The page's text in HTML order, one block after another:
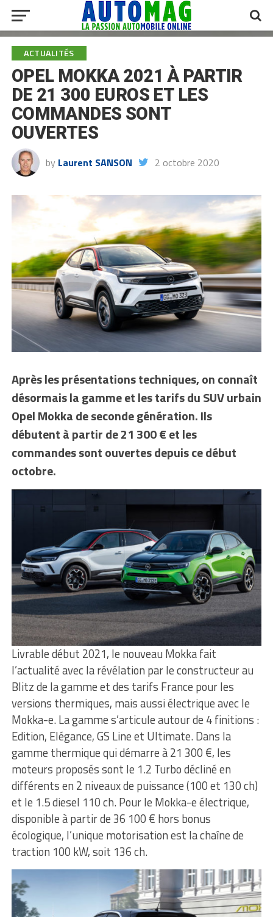
ACTUALITÉS
OPEL MOKKA 2021 À PARTIR
DE 21 300 EUROS ET LES
COMMANDES SONT
OUVERTES
by Laurent SANSON 2 octobre 2020
Après les présentations techniques, on connaît
désormais la gamme et les tarifs du SUV urbain
Opel Mokka de seconde génération. Ils
débutent à partir de 21 300 € et les
commandes sont ouvertes depuis ce début
octobre.
Livrable début 2021, le nouveau Mokka fait
l’actualité avec la révélation par le constructeur au
Blitz de la gamme et des tarifs France pour les
versions thermiques, mais aussi électrique avec le
Mokka-e. La gamme s’articule autour de 4 finitions :
Edition, Elégance, GS Line et Ultimate. Dans la
gamme thermique qui démarre à 21 300 €, les
moteurs proposés sont le 1.2 Turbo décliné en
différents en 2 niveaux de puissance (100 et 130 ch)
et le 1.5 diesel 110 ch. Pour le Mokka-e électrique,
disponible à partir de 36 100 € hors bonus
écologique, l’unique motorisation est la chaîne de
traction 100 kW, soit 136 ch.